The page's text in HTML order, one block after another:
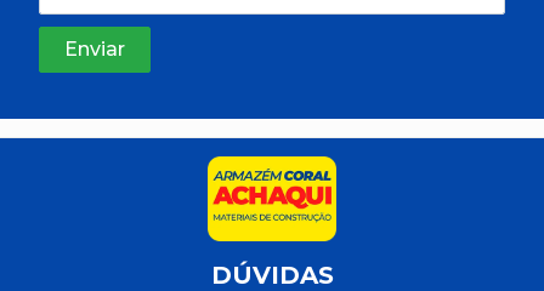
DÚVIDAS